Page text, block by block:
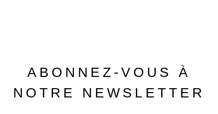
ABONNEZ-VOUS À
NOTRE NEWSLETTER